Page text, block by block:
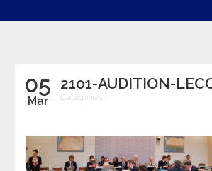
05
Mar
2101-AUDITION-
Catégories :